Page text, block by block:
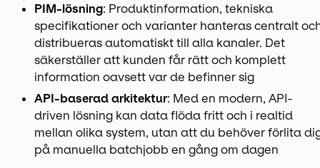
PIM-lösning: Produktinformation, tekniska
specifikationer och varianter hanteras centralt
distribueras automatiskt till alla kanaler. Det
säkerställer att kunden får rätt och komplett
information oavsett var de befinner sig
API-baserad arkitektur: Med en modern, API-
driven lösning kan data flöda fritt och i realtid
mellan olika system, utan att du behöver förlita
på manuella batchjobb en gång om dagen